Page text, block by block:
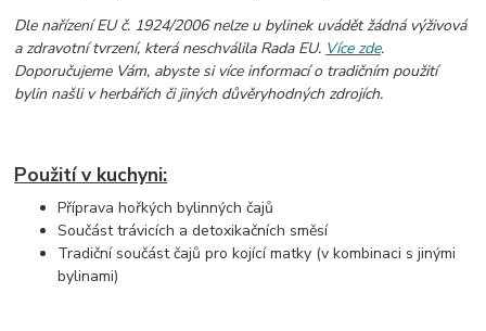
Dle nařízení EU č. 1924/2006 nelze u bylinek uvádět žádná výživová
a zdravotní tvrzení, která neschválila Rada EU. Více zde.
Doporučujeme Vám, abyste si více informací o tradičním použití
bylin našli v herbářích či jiných důvěryhodných zdrojích.
Použití v kuchyni:
Příprava hořkých bylinných čajů
Součást trávicích a detoxikačních směsí
Tradiční součást čajů pro kojící matky (v kombinaci s jinými
bylinami)